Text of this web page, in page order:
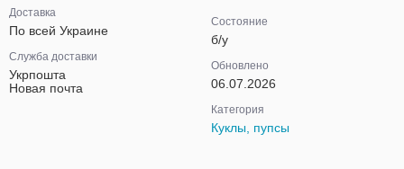
Доставка
По всей Украине
Служба доставки
Укрпошта
Новая почта
Состояние
б/у
Обновлено
06.07.2026
Категория
Куклы, пупсы